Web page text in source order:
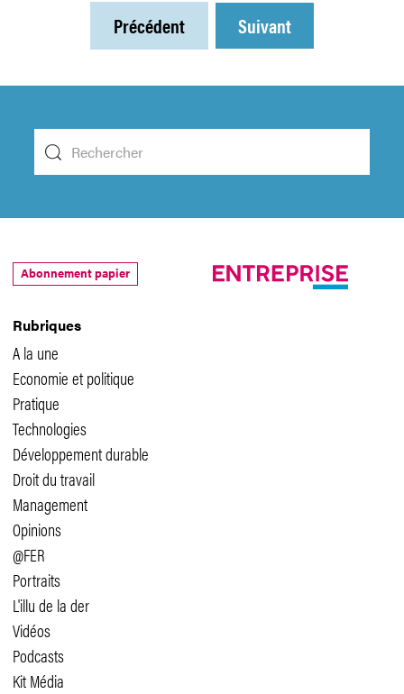
Précédent Suivant
Rubriques
A la une
Economie et politique
Pratique
Technologies
Développement durable
Droit du travail
Management
Opinions
@FER
Portraits
L'illu de la der
Vidéos
Podcasts
Kit Média
Abonnement papier